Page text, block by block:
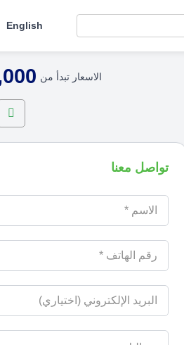
English
الاسعار تبدأ من
تواصل معنا